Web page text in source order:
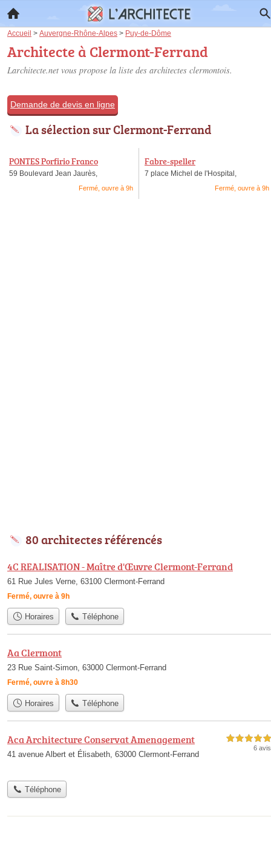
Accueil > Auvergne-Rhône-Alpes > Puy-de-Dôme
Architecte à Clermont-Ferrand
Larchitecte.net vous propose la liste des architectes clermontois.
Demande de devis en ligne
La sélection sur Clermont-Ferrand
PONTES Porfirio Franco
59 Boulevard Jean Jaurès,
Fermé, ouvre à 9h
Fabre-speller
7 place Michel de l'Hospital,
Fermé, ouvre à 9h
80 architectes référencés
4C REALISATION - Maître d'Œuvre Clermont-Ferrand
61 Rue Jules Verne, 63100 Clermont-Ferrand
Fermé, ouvre à 9h
Horaires Téléphone
Aa Clermont
23 Rue Saint-Simon, 63000 Clermont-Ferrand
Fermé, ouvre à 8h30
Horaires Téléphone
Aca Architecture Conservat Amenagement
41 avenue Albert et Élisabeth, 63000 Clermont-Ferrand
5,0 étoiles sur 5
6 avis
Téléphone